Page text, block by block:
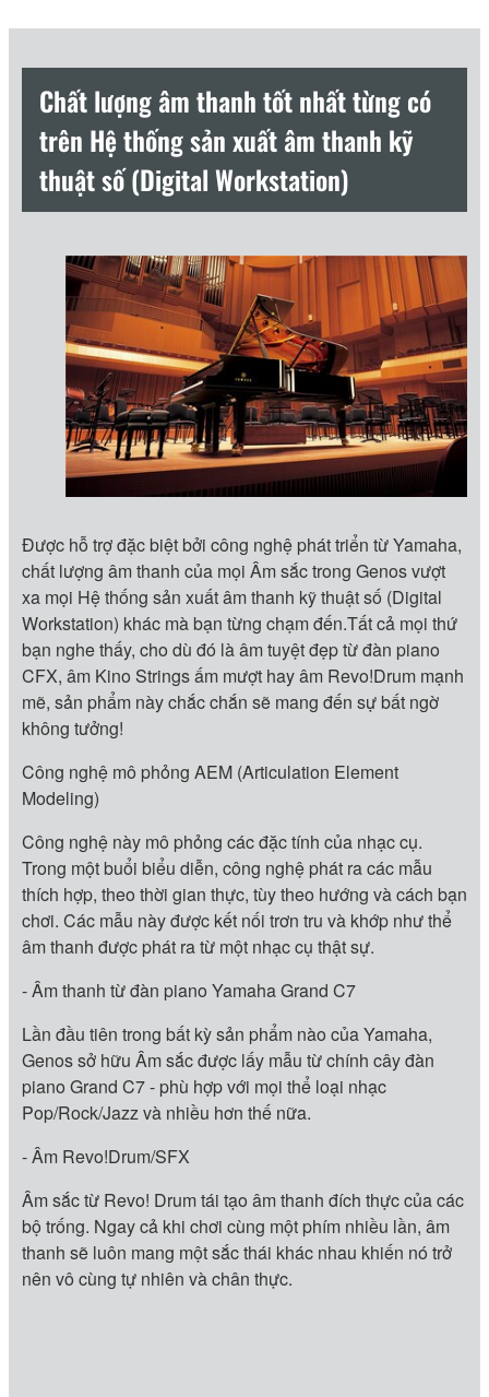
Chất lượng âm thanh tốt nhất từng có
trên Hệ thống sản xuất âm thanh kỹ
thuật số (Digital Workstation)
Được hỗ trợ đặc biệt bởi công nghệ phát triển từ Yamaha,
chất lượng âm thanh của mọi Âm sắc trong Genos vượt
xa mọi Hệ thống sản xuất âm thanh kỹ thuật số (Digital
Workstation) khác mà bạn từng chạm đến.Tất cả mọi thứ
bạn nghe thấy, cho dù đó là âm tuyệt đẹp từ đàn piano
CFX, âm Kino Strings ấm mượt hay âm Revo!Drum mạnh
mẽ, sản phẩm này chắc chắn sẽ mang đến sự bất ngờ
không tưởng!
Công nghệ mô phỏng AEM (Articulation Element
Modeling)
Công nghệ này mô phỏng các đặc tính của nhạc cụ.
Trong một buổi biểu diễn, công nghệ phát ra các mẫu
thích hợp, theo thời gian thực, tùy theo hướng và cách bạn
chơi. Các mẫu này được kết nối trơn tru và khớp như thể
âm thanh được phát ra từ một nhạc cụ thật sự.
- Âm thanh từ đàn piano Yamaha Grand C7
Lần đầu tiên trong bất kỳ sản phẩm nào của Yamaha,
Genos sở hữu Âm sắc được lấy mẫu từ chính cây đàn
piano Grand C7 - phù hợp với mọi thể loại nhạc
Pop/Rock/Jazz và nhiều hơn thế nữa.
- Âm Revo!Drum/SFX
Âm sắc từ Revo! Drum tái tạo âm thanh đích thực của các
bộ trống. Ngay cả khi chơi cùng một phím nhiều lần, âm
thanh sẽ luôn mang một sắc thái khác nhau khiến nó trở
nên vô cùng tự nhiên và chân thực.